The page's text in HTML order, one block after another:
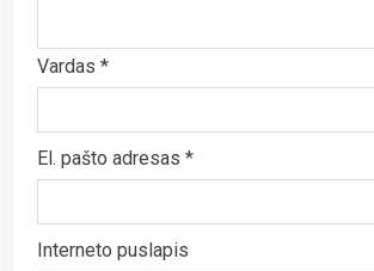
Vardas *
El. pašto adresas *
Interneto puslapis